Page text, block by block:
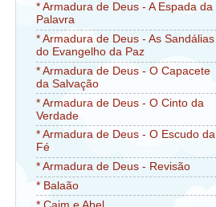
* Armadura de Deus - A Espada da
Palavra
* Armadura de Deus - As Sandálias
do Evangelho da Paz
* Armadura de Deus - O Capacete
da Salvação
* Armadura de Deus - O Cinto da
Verdade
* Armadura de Deus - O Escudo da
Fé
* Armadura de Deus - Revisão
* Balaão